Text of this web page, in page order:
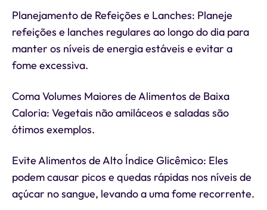
Planejamento de Refeições e Lanches: Planeje
refeições e lanches regulares ao longo do dia para
manter os níveis de energia estáveis e evitar a
fome excessiva.
Coma Volumes Maiores de Alimentos de Baixa
Caloria: Vegetais não amiláceos e saladas são
ótimos exemplos.
Evite Alimentos de Alto Índice Glicêmico: Eles
podem causar picos e quedas rápidas nos níveis de
açúcar no sangue, levando a uma fome recorrente.